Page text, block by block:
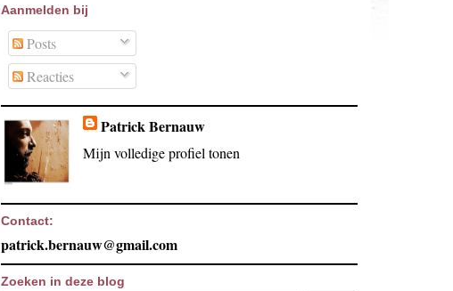
Aanmelden bij
Posts
Reacties
Patrick Bernauw
Mijn volledige profiel tonen
Contact:
patrick.bernauw@gmail.com
Zoeken in deze blog